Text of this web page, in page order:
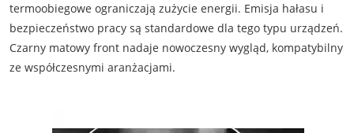
termoobiegowe ograniczają zużycie energii. Emisja hałasu i
bezpieczeństwo pracy są standardowe dla tego typu urządzeń.
Czarny matowy front nadaje nowoczesny wygląd, kompatybilny
ze współczesnymi aranżacjami.